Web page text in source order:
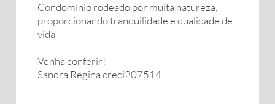
Condomínio rodeado por muita natureza,
proporcionando tranquilidade e qualidade de
vida
Venha conferir!
Sandra Regina creci207514